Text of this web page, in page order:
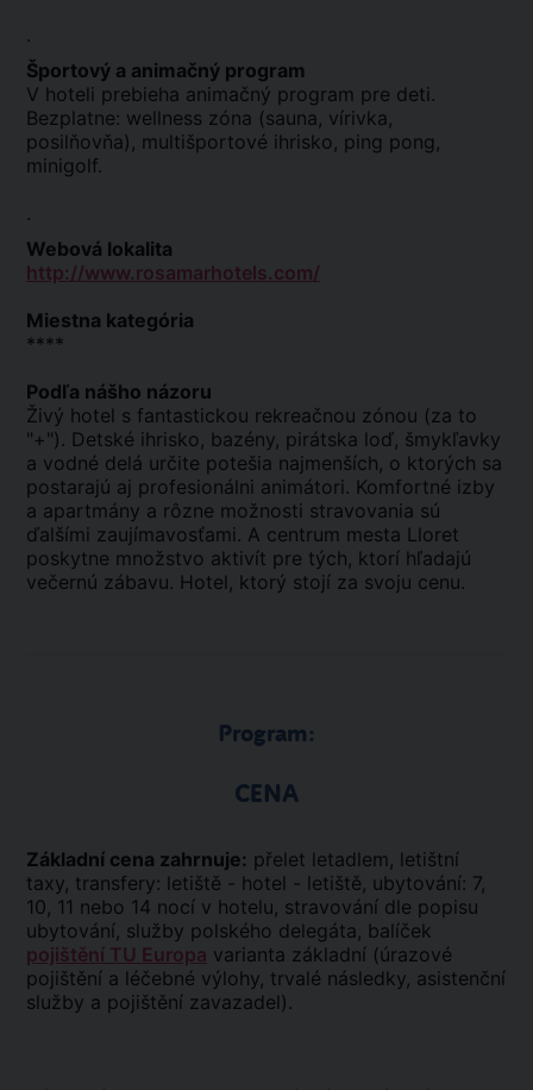
.
Športový a animačný program
V hoteli prebieha animačný program pre deti.
Bezplatne: wellness zóna (sauna, vírivka,
posilňovňa), multišportové ihrisko, ping pong,
minigolf.
.
Webová lokalita
http://www.rosamarhotels.com/
Miestna kategória
****
Podľa nášho názoru
Živý hotel s fantastickou rekreačnou zónou (za to
"+"). Detské ihrisko, bazény, pirátska loď, šmykľavky
a vodné delá určite potešia najmenších, o ktorých sa
postarajú aj profesionálni animátori. Komfortné izby
a apartmány a rôzne možnosti stravovania sú
ďalšími zaujímavosťami. A centrum mesta Lloret
poskytne množstvo aktivít pre tých, ktorí hľadajú
večernú zábavu. Hotel, ktorý stojí za svoju cenu.
Program:
CENA
Základní cena zahrnuje: přelet letadlem, letištní
taxy, transfery: letiště - hotel - letiště, ubytování: 7,
10, 11 nebo 14 nocí v hotelu, stravování dle popisu
ubytování, služby polského delegáta, balíček
pojištění TU Europa varianta základní (úrazové
pojištění a léčebné výlohy, trvalé následky, asistenční
služby a pojištění zavazadel).